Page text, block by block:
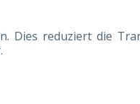
reduziert die